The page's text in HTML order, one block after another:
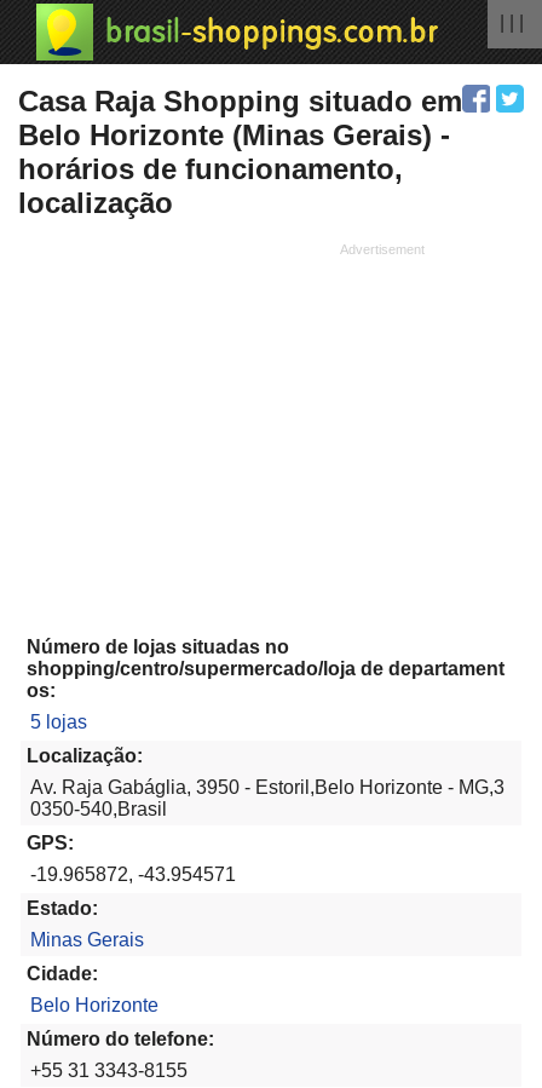
Casa Raja Shopping situado em
Belo Horizonte (Minas Gerais) -
horários de funcionamento,
localização
Número de lojas situadas no
shopping/centro/supermercado/loja de departament
os:
5 lojas
Localização:
Av. Raja Gabáglia, 3950 - Estoril,Belo Horizonte - MG,3
0350-540,Brasil
GPS:
-19.965872, -43.954571
Estado:
Minas Gerais
Cidade:
Belo Horizonte
Número do telefone:
+55 31 3343-8155